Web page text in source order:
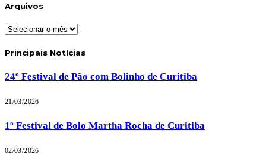
Arquivos
Arquivos
Principais Notícias
24º Festival de Pão com Bolinho de Curitiba
21/03/2026
1º Festival de Bolo Martha Rocha de Curitiba
02/03/2026